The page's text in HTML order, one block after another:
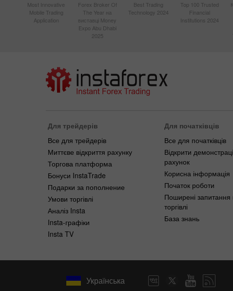
Most Innovative
Mobile Trading
Application
Forex Broker Of
The Year на
виставці Money
Expo Abu Dhabi
2025
Best Trading
Technology 2024
Top 100 Trusted
Financial
Institutions 2024
Для трейдерів
Все для трейдерів
Миттєве відкриття рахунку
Торгова платформа
Бонуси InstaTrade
Подарки за пополнение
Умови торгівлі
Аналіз Insta
Insta-графіки
Insta TV
Для початківців
Все для початківців
Відкрити
рахунок
Корисна інформація
Початок роботи
Поширені
торгівлі
База знань
Українська